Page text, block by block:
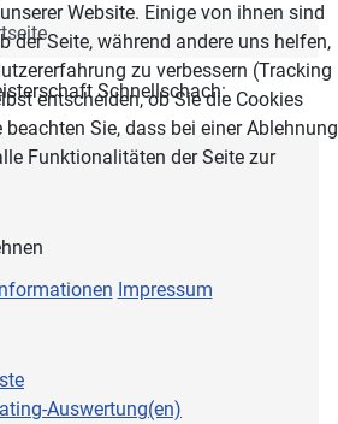
Schnellschach:
Auswertung(en)
Website. Einige von ihnen sind
der Seite, während andere uns helfen,
zu verbessern (Tracking
entscheiden, ob Sie die Cookies
Sie, dass bei einer Ablehnung
Funktionalitäten der Seite zur
Impressum